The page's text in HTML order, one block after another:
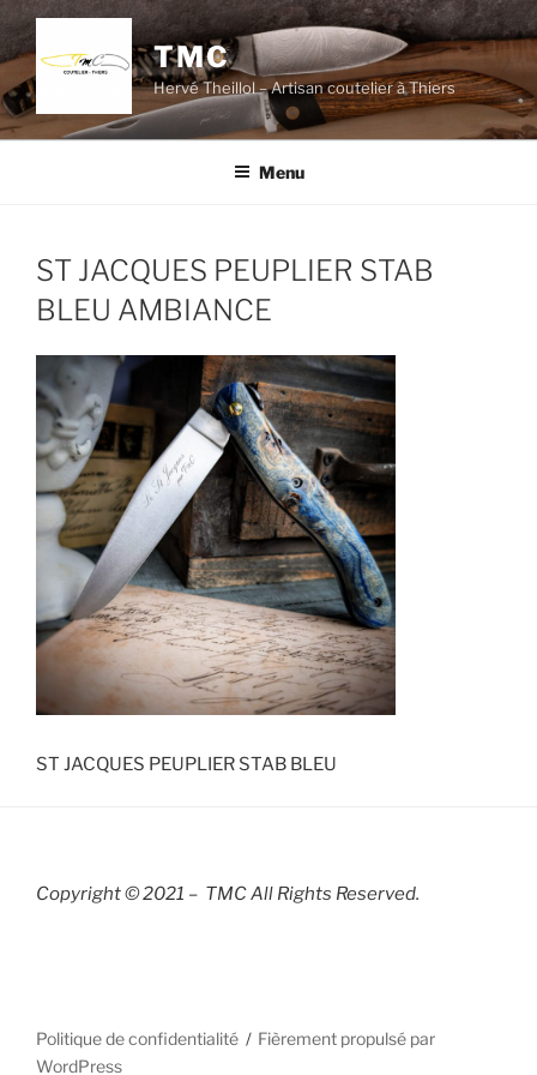
Aller
contenu
principal
TMC
Hervé Theillol – Artisan coutelier à Thiers
Menu
ST JACQUES PEUPLIER STAB
BLEU AMBIANCE
ST JACQUES PEUPLIER STAB BLEU
Copyright © 2021 – TMC All Rights Reserved.
Politique de confidentialité
Fièrement propulsé par
WordPress